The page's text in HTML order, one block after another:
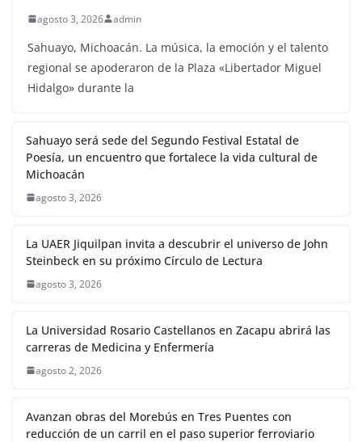
agosto 3, 2026 admin
Sahuayo, Michoacán. La música, la emoción y el talento
regional se apoderaron de la Plaza «Libertador Miguel
Hidalgo» durante la
Sahuayo será sede del Segundo Festival Estatal de
Poesía, un encuentro que fortalece la vida cultural de
Michoacán
agosto 3, 2026
La UAER Jiquilpan invita a descubrir el universo de John
Steinbeck en su próximo Círculo de Lectura
agosto 3, 2026
La Universidad Rosario Castellanos en Zacapu abrirá las
carreras de Medicina y Enfermería
agosto 2, 2026
Avanzan obras del Morebús en Tres Puentes con
reducción de un carril en el paso superior ferroviario